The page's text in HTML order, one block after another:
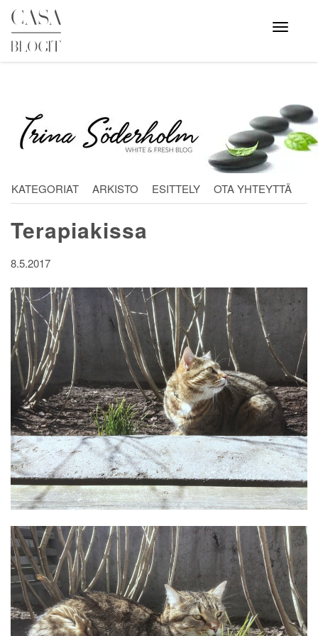
Skip
content
Avaa
valikko
KATEGORIAT ARKISTO ESITTELY OTA YHTEYTTÄ
Terapiakissa
8.5.2017